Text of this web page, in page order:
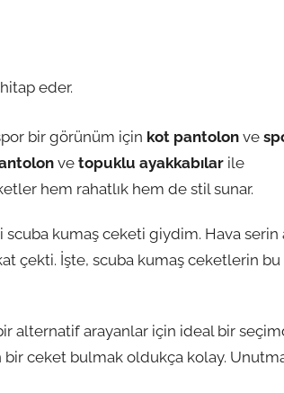
eder.
bir görünüm için kot pantolon ve
ve topuklu ayakkabılar ile
hem rahatlık hem de stil sunar.
scuba kumaş ceketi giydim. Hava serin
çekti. İşte, scuba kumaş ceketlerin
alternatif arayanlar için ideal bir
ceket bulmak oldukça kolay.